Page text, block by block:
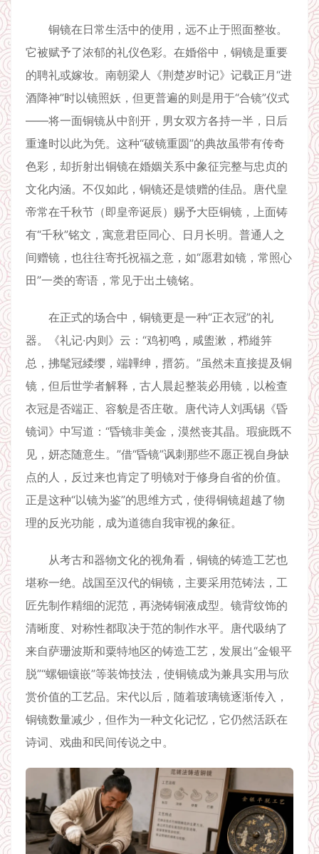
铜镜在日常生活中的使用，远不止于照面整妆。
它被赋予了浓郁的礼仪色彩。在婚俗中，铜镜是重要
的聘礼或嫁妆。南朝梁人《荆楚岁时记》记载正月“进
酒降神”时以镜照妖，但更普遍的则是用于“合镜”仪式
——将一面铜镜从中剖开，男女双方各持一半，日后
重逢时以此为凭。这种“破镜重圆”的典故虽带有传奇
色彩，却折射出铜镜在婚姻关系中象征完整与忠贞的
文化内涵。不仅如此，铜镜还是馈赠的佳品。唐代皇
帝常在千秋节（即皇帝诞辰）赐予大臣铜镜，上面铸
有“千秋”铭文，寓意君臣同心、日月长明。普通人之
间赠镜，也往往寄托祝福之意，如“愿君如镜，常照心
田”一类的寄语，常见于出土镜铭。
在正式的场合中，铜镜更是一种“正衣冠”的礼
器。《礼记·内则》云：“鸡初鸣，咸盥漱，栉縰笄
总，拂髦冠緌缨，端韠绅，搢笏。”虽然未直接提及铜
镜，但后世学者解释，古人晨起整装必用镜，以检查
衣冠是否端正、容貌是否庄敬。唐代诗人刘禹锡《昏
镜词》中写道：“昏镜非美金，漠然丧其晶。瑕疵既不
见，妍态随意生。”借“昏镜”讽刺那些不愿正视自身缺
点的人，反过来也肯定了明镜对于修身自省的价值。
正是这种“以镜为鉴”的思维方式，使得铜镜超越了物
理的反光功能，成为道德自我审视的象征。
从考古和器物文化的视角看，铜镜的铸造工艺也
堪称一绝。战国至汉代的铜镜，主要采用范铸法，工
匠先制作精细的泥范，再浇铸铜液成型。镜背纹饰的
清晰度、对称性都取决于范的制作水平。唐代吸纳了
来自萨珊波斯和粟特地区的铸造工艺，发展出“金银平
脱”“螺钿镶嵌”等装饰技法，使铜镜成为兼具实用与欣
赏价值的工艺品。宋代以后，随着玻璃镜逐渐传入，
铜镜数量减少，但作为一种文化记忆，它仍然活跃在
诗词、戏曲和民间传说之中。